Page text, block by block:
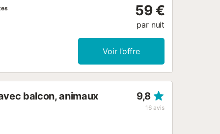
59 €
par nuit
Voir l’offre
balcon, animaux
9,8
16 avis